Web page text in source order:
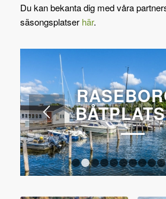
Du kan bekanta dig med våra
säsongsplatser här.
1 2 3